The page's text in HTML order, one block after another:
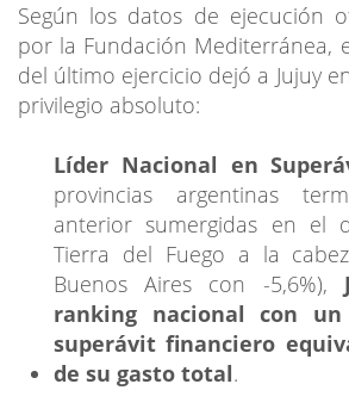
Según los datos de ejecución
por la Fundación Mediterránea,
del último ejercicio dejó a Jujuy
privilegio absoluto:
Líder Nacional en
provincias argentinas
anterior sumergidas en el
Tierra del Fuego a la
Buenos Aires con -5,6%),
ranking nacional con un
superávit financiero
de su gasto total.